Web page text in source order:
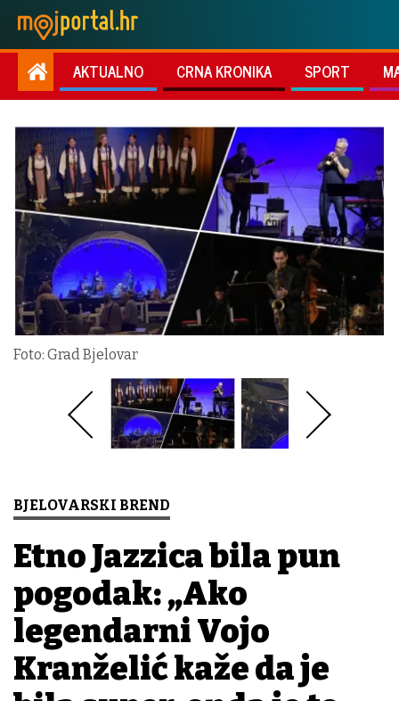
AKTUALNO CRNA KRONIKA SPORT
Foto: Grad Bjelovar
BJELOVARSKI BREND
Etno Jazzica bila pun
pogodak: „Ako
legendarni Vojo
Kranželić kaže da je